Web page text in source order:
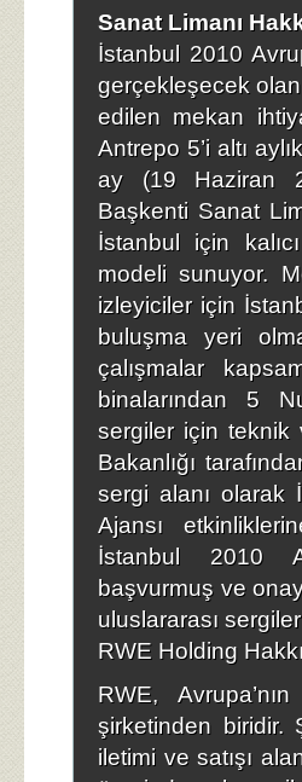
Sanat Limanı
İstanbul 2010
gerçekleşecek
edilen mekan
Antrepo 5’i altı
ay (19 Haziran
Başkenti Sanat
İstanbul için
modeli sunuyor.
izleyiciler için
buluşma yeri
çalışmalar
binalarından 5
sergiler için teknik
Bakanlığı
sergi alanı olarak
Ajansı
İstanbul 2010
başvurmuş ve
uluslararası
RWE Holding
RWE,
şirketinden biridir.
iletimi ve satışı